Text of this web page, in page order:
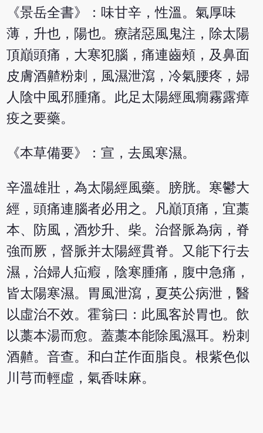
《景岳全書》：味甘辛，性溫。氣厚味
薄，升也，陽也。療諸惡風鬼注，除太陽
頂巔頭痛，大寒犯腦，痛連齒頰，及鼻面
皮膚酒齄粉刺，風濕泄瀉，冷氣腰疼，婦
人陰中風邪腫痛。此足太陽經風癇霧露瘴
疫之要藥。
《本草備要》：宣，去風寒濕。
辛溫雄壯，為太陽經風藥。膀胱。寒鬱大
經，頭痛連腦者必用之。凡巔頂痛，宜藁
本、防風，酒炒升、柴。治督脈為病，脊
強而厥，督脈并太陽經貫脊。又能下行去
濕，治婦人疝瘕，陰寒腫痛，腹中急痛，
皆太陽寒濕。胃風泄瀉，夏英公病泄，醫
以虛治不效。霍翁曰：此風客於胃也。飲
以藁本湯而愈。蓋藁本能除風濕耳。粉刺
酒齄。音查。和白芷作面脂良。根紫色似
川芎而輕虛，氣香味麻。